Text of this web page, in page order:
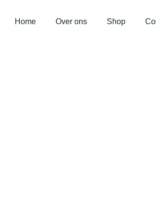
Home Over ons Shop